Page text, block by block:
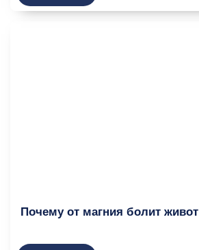
Почему от магния болит живот